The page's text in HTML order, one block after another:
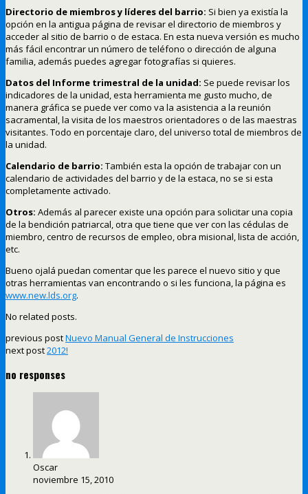
Directorio de miembros y líderes del barrio: Si bien ya existía la
opción en la antigua página de revisar el directorio de miembros y
acceder al sitio de barrio o de estaca. En esta nueva versión es mucho
más fácil encontrar un número de teléfono o dirección de alguna
familia, además puedes agregar fotografías si quieres.
Datos del Informe trimestral de la unidad: Se puede revisar los
indicadores de la unidad, esta herramienta me gusto mucho, de
manera gráfica se puede ver como va la asistencia a la reunión
sacramental, la visita de los maestros orientadores o de las maestras
visitantes. Todo en porcentaje claro, del universo total de miembros de
la unidad.
Calendario de barrio: También esta la opción de trabajar con un
calendario de actividades del barrio y de la estaca, no se si esta
completamente activado.
Otros: Además al parecer existe una opción para solicitar una copia
de la bendición patriarcal, otra que tiene que ver con las cédulas de
miembro, centro de recursos de empleo, obra misional, lista de acción,
etc.
Bueno ojalá puedan comentar que les parece el nuevo sitio y que
otras herramientas van encontrando o si les funciona, la página es
www.new.lds.org.
No related posts.
previous postNuevo Manual General de Instrucciones
next post2012!
no responses
Oscar
noviembre 15, 2010